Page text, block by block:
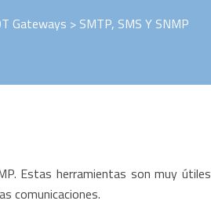
Gateways > SMTP, SMS Y SNMP
Estas herramientas son muy útiles
comunicaciones.